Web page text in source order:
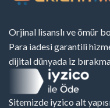
Orjinal lisanslı ve ömür
Para iadesi garantili
dijital dünyada iz
Sitemizde iyzico alt